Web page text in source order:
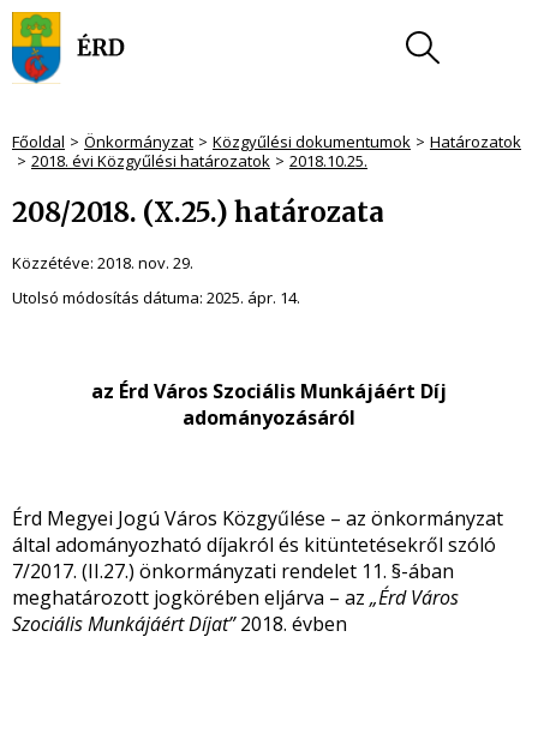
Főoldal Önkormányzat Közgyűlési dokumentumok
Határozatok
2018. évi Közgyűlési határozatok
2018.10.25.
208/2018. (X.25.) határozata
Közzétéve: 2018. nov. 29.
Utolsó módosítás dátuma: 2025. ápr. 14.
az Érd Város Szociális Munkájáért Díj
adományozásáról
Érd Megyei Jogú Város Közgyűlése – az önkormányzat
által adományozható díjakról és kitüntetésekről szóló
7/2017. (II.27.) önkormányzati rendelet 11. §-ában
meghatározott jogkörében eljárva – az „Érd Város
Szociális Munkájáért Díjat”2018. évben